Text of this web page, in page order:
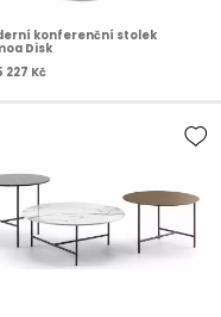
konferenční stolek
Disk
227 Kč